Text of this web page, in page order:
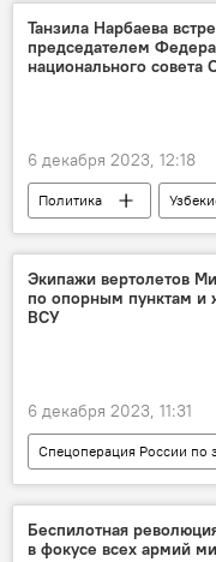
Азербайджан
статистика
Танзила Нарбаева
председателем
национального совета
6 декабря 2023, 12:18
Политика
Сенат Олий Мажлиса
Экипажи вертолетов
по опорным пунктам и
ВСУ
6 декабря 2023, 11:31
Спецоперация России по
спецоперация
Беспилотная
в фокусе всех армий